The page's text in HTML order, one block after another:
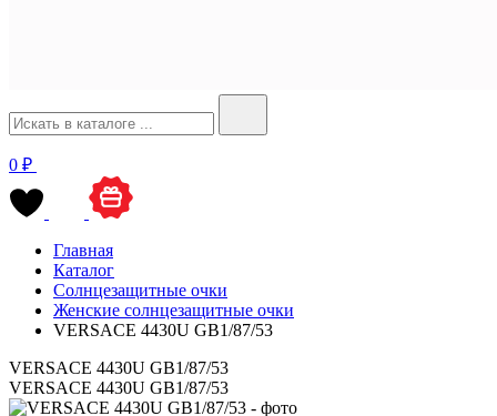
0 ₽
Главная
Каталог
Солнцезащитные очки
Женские солнцезащитные очки
VERSACE 4430U GB1/87/53
VERSACE 4430U GB1/87/53
VERSACE 4430U GB1/87/53